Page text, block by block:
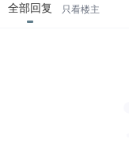
全部回复 只看楼主